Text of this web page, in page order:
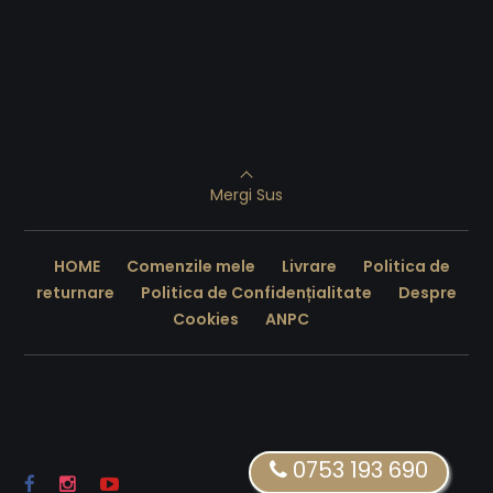
Mergi Sus
HOME Comenzile mele Livrare
Politica de
returnare
Politica de Confidențialitate
Despre
Cookies
ANPC
0753 193 690